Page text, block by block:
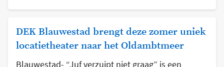
DEK Blauwestad brengt deze zomer uniek
locatietheater naar het Oldambtmeer
Blauwestad- “Juf verzuipt niet graag” is een